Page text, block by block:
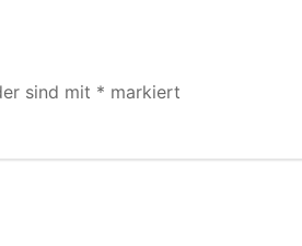
sind mit * markiert